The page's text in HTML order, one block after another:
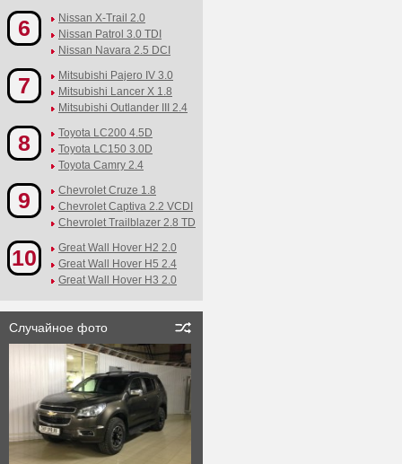
6
Nissan X-Trail 2.0
Nissan Patrol 3.0 TDI
Nissan Navara 2.5 DCI
7
Mitsubishi Pajero IV 3.0
Mitsubishi Lancer X 1.8
Mitsubishi Outlander III 2.4
8
Toyota LC200 4.5D
Toyota LC150 3.0D
Toyota Camry 2.4
9
Chevrolet Cruze 1.8
Chevrolet Captiva 2.2 VCDI
Chevrolet Trailblazer 2.8 TD
10
Great Wall Hover H2 2.0
Great Wall Hover H5 2.4
Great Wall Hover H3 2.0
Случайное фото